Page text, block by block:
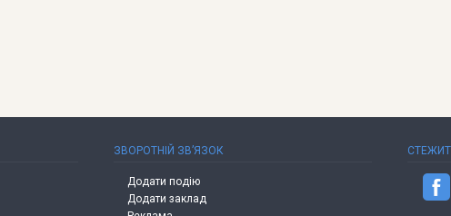
ЗВОРОТНІЙ ЗВ’ЯЗОК
Додати подію
Додати заклад